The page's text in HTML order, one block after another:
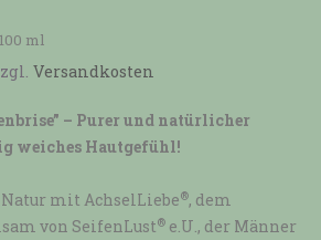
100 ml
Versandkosten
– Purer und natürlicher
weiches Hautgefühl!
mit AchselLiebe®, dem
von SeifenLust® e.U., der Männer